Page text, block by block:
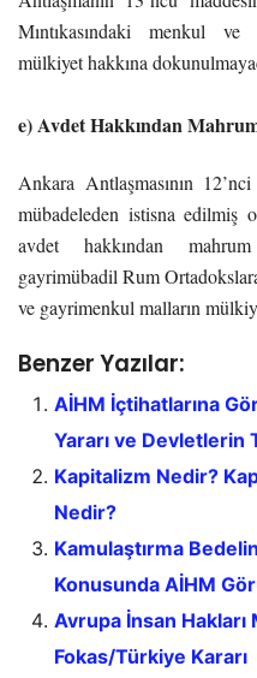
Mıntıkasındaki menkul
mülkiyet hakkına
e) Avdet Hakkından
Ankara Antlaşmasının
mübadeleden istisna edilmiş
avdet hakkından
gayrimübadil Rum
ve gayrimenkul malların
Benzer Yazılar:
AİHM İçtihatlarına
Yararı ve Devletlerin
Kapitalizm Nedir?
Nedir?
Kamulaştırma
Konusunda AİHM
Avrupa İnsan
Fokas/Türkiye Kararı